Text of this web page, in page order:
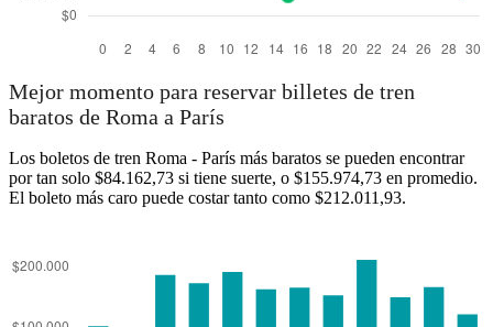
Mejor momento para reservar billetes de tren
baratos de Roma a París
Los boletos de tren Roma - París más baratos se pueden encontrar
por tan solo $84.162,73 si tiene suerte, o $155.974,73 en promedio.
El boleto más caro puede costar tanto como $212.011,93.